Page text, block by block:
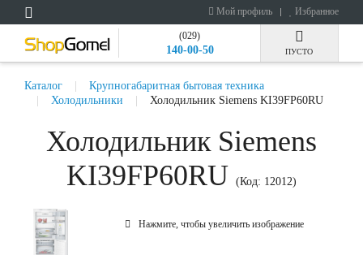
Мой профиль Избранное
(029)
140-00-50 ПУСТО
Каталог
Крупногабаритная бытовая техника
Холодильники
Холодильник Siemens KI39FP60RU
Холодильник Siemens
KI39FP60RU (Код: 12012)
Нажмите, чтобы увеличить изображение